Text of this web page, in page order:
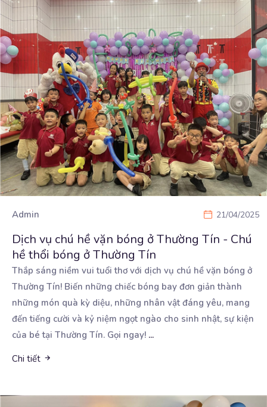
Admin 21/04/2025
Dịch vụ chú hề vặn bóng ở Thường Tín - Chú
hề thổi bóng ở Thường Tín
Thắp sáng niềm vui tuổi thơ với dịch vụ chú hề vặn bóng ở
Thường Tín! Biến những chiếc bóng bay đơn giản thành
những món quà kỳ diệu, những nhân vật đáng yêu, mang
đến tiếng cười và kỷ niệm ngọt ngào cho sinh nhật, sự kiện
của bé tại Thường Tín. Gọi ngay! ...
Chi tiết